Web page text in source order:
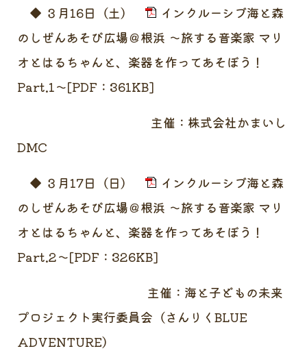
◆ ３月16日（土）
インクルーシブ海と森
のしぜんあそび広場＠根浜 ～旅する音楽家 マリ
オとはるちゃんと、楽器を作ってあそぼう！
Part.1～[PDF：361KB]
主催：株式会社かまいし
DMC
◆ ３月17日（日）
インクルーシブ海と森
のしぜんあそび広場＠根浜 ～旅する音楽家 マリ
オとはるちゃんと、楽器を作ってあそぼう！
Part.2～[PDF：326KB]
主催：海と子どもの未来
プロジェクト実行委員会（さんりくBLUE
ADVENTURE）